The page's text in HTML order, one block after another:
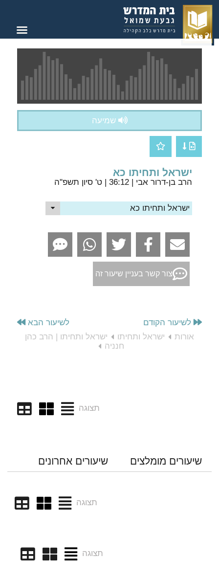
שמיעה
ישראל ותחיתו כא
הרב בן-דרור אבי | 36:12 | ט' סיון תשפ"ה
ישראל ותחיתו כא
צור קשר בעניין שיעור זה
לשיעור הקודם
לשיעור הבא
אורות
ישראל ותחיתו
ישראל ותחיתו | הרב כהן
חנניה
תצוגה
שיעורים מומלצים שיעורים אחרונים
תצוגה
תצוגה